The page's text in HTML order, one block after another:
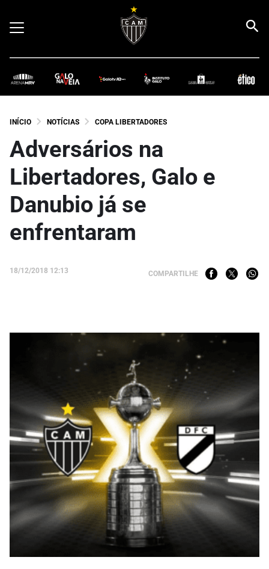
INÍCIO NOTÍCIAS COPA LIBERTADORES
Adversários na
Libertadores, Galo e
Danubio já se
enfrentaram
18/12/2018 12:13 COMPARTILHE